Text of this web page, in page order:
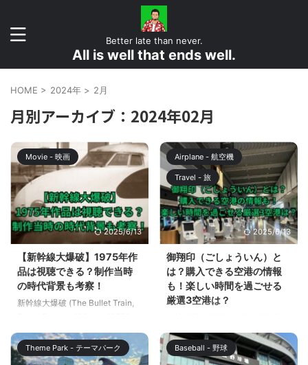
Better late than never.
All is well that ends well.
HOME > 2024年 > 2月
月別アーカイブ：2024年02月
Movie - 映画
2025/6/13
【新幹線大爆破】1975年作
品は視聴できる？制作当時
の時代背景も考察！
新幹線大爆破 (The Bullet Train,
公開されたパニック映画ですが、
樋口真嗣監督、草彅剛さん主演で
Netflixの新作映画として生まれ変
Airplane - 航空機
Travel - 旅
2025/6/13
御翔印（ごしょういん）と
は？購入できる空港の情報
も！楽しい時間を過ごせる
厳選3空港は？
授かることは一般的になっていま
すが、御翔印（ごしょういん）に
ついては、初めて聞いたという方
Theme Park - テーマパーク Baseball - 野球